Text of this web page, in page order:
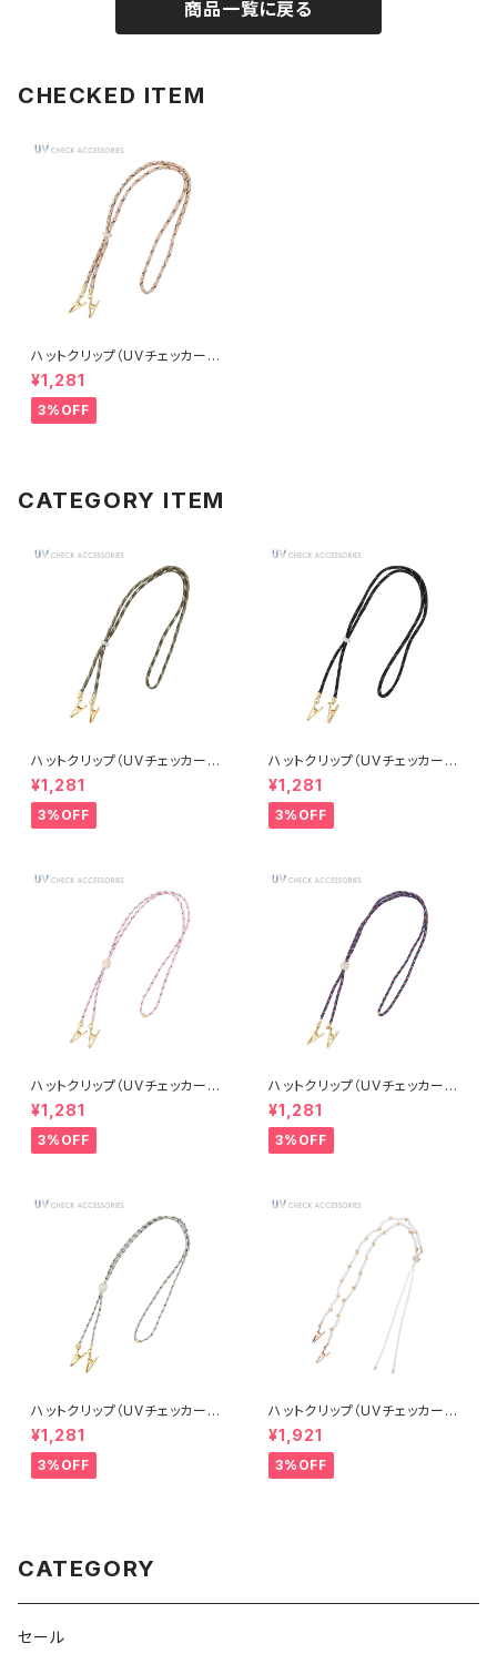
商品一覧に戻る
CHECKED ITEM
ハットクリップ（UVチェッカー付
き） ベーシックカラーコード AU
V0009-BE（ベージュ）
¥1,281
3%OFF
CATEGORY ITEM
ハットクリップ（UVチェッカー付
き） ベーシックカラーコード AU
V0009-KH（カーキ）
¥1,281
3%OFF
ハットクリップ（UVチェッカー付
き） ベーシックカラーコード AU
V0009-BK（ブラック）
¥1,281
3%OFF
ハットクリップ（UVチェッカー付
き） カラーコード AUV0008-P
K（ピンク）
¥1,281
3%OFF
ハットクリップ（UVチェッカー付
き） カラーコード AUV0008-N
V（ネイビー）
¥1,281
3%OFF
ハットクリップ（UVチェッカー付
き） カラーコード AUV0008-G
Y（グレー）
¥1,281
3%OFF
ハットクリップ（UVチェッカー付
き） カラービーズ AUV0015-P
G（ピンクゴールド）
¥1,921
3%OFF
CATEGORY
セール